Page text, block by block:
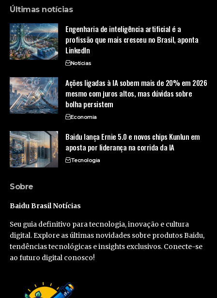
Últimas notícias
Engenharia de inteligência artificial é a
profissão que mais cresceu no Brasil, aponta
LinkedIn
Notícias
Ações ligadas à IA sobem mais de 20% em 2026
mesmo com juros altos, mas dúvidas sobre
bolha persistem
Economia
Baidu lança Ernie 5.0 e novos chips Kunlun em
aposta por liderança na corrida da IA
Tecnologia
Sobre
Baidu Brasil Notícias
Seu guia definitivo para tecnologia, inovação e cultura
digital. Explore as últimas novidades sobre produtos Baidu,
tendências tecnológicas e insights exclusivos. Conecte-se
ao futuro digital conosco!